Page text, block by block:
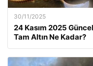
30/11/2025
24 Kasım 2025
Tam Altın Ne Kadar?